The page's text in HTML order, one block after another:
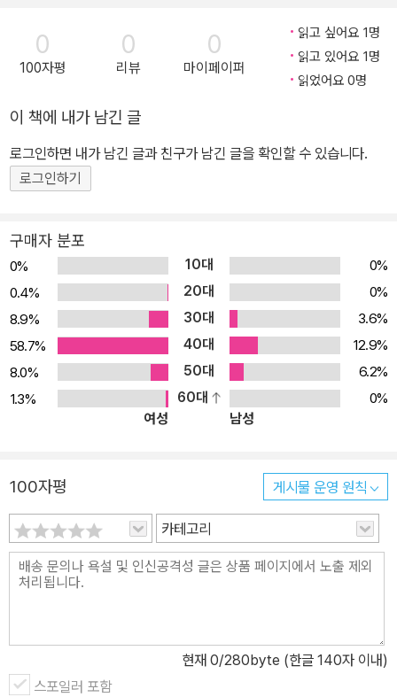
0
100자평
0
리뷰
0
마이페이퍼
읽고 싶어요 1명
읽고 있어요 1명
읽었어요 0명
이 책에 내가 남긴 글
로그인하면 내가 남긴 글과 친구가 남긴 글을 확인할 수 있습니다.
로그인하기
구매자 분포
0% 10대
0%
0.4%
20대
0%
8.9%
30대
3.6%
58.7%
40대
12.9%
8.0%
50대
6.2%
1.3%
60대
0%
여성
남성
100자평 게시물 운영 원칙
카테고리
현재 0/280byte (한글 140자 이내)
스포일러 포함